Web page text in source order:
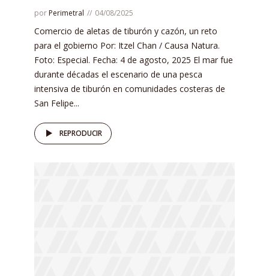
por Perimetral 04/08/2025
Comercio de aletas de tiburón y cazón, un reto
para el gobierno Por: Itzel Chan / Causa Natura.
Foto: Especial. Fecha: 4 de agosto, 2025 El mar fue
durante décadas el escenario de una pesca
intensiva de tiburón en comunidades costeras de
San Felipe...
REPRODUCIR